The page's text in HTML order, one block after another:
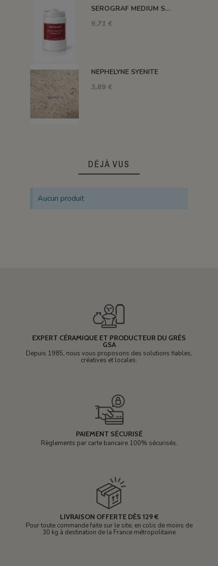
SEROGRAF MEDIUM SERIGRAPHIQUE SECHAGE RAPIDE
9,71 €
NEPHELYNE SYENITE
3,89 €
DÉJÀ VUS
Aucun produit
EXPERT CÉRAMIQUE ET PRODUCTEUR DU GRÈS
GSA
Depuis 1985, nous vous proposons des solutions fiables,
créatives et locales.
PAIEMENT SÉCURISÉ
Règlements par carte bancaire 100% sécurisés.
LIVRAISON OFFERTE DÈS 129 €
Pour toute commande faite sur le site, en colis de moins de
30 kg à destination de la France métropolitaine